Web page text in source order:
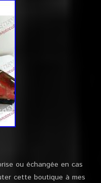
ou échangée en cas
cette boutique à mes